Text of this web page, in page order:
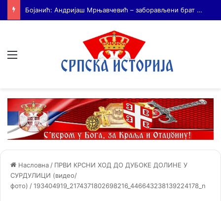
На Дражин дан у Лондону обележено 80. година од мучког убиства генерала Драгољуба Драже Михаиловића
Насловна / ПРВИ КРСНИ ХОД ДО ДУБОКЕ ДОЛИНЕ У
СУРДУЛИЦИ (видео/
фото) /193404919_2174371802698216_446643238139224178_n